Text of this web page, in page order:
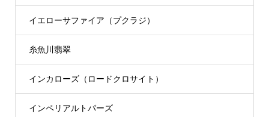
イエローサファイア（プクラジ）
糸魚川翡翠
インカローズ（ロードクロサイト）
インペリアルトパーズ